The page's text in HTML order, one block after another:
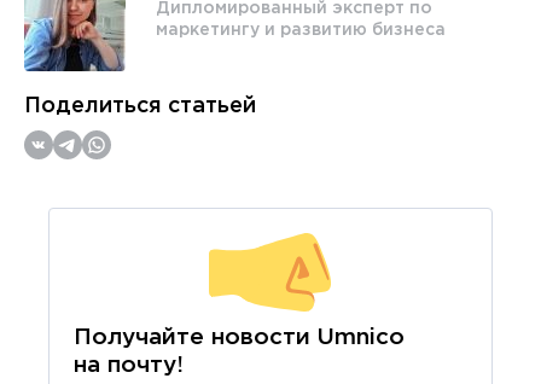
Дипломированный эксперт по
маркетингу и развитию бизнеса
Поделиться статьей
Получайте новости Umnico
на почту!